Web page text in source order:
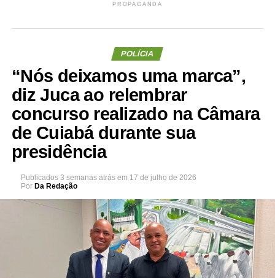
PROPAGANDA
POLÍCIA
“Nós deixamos uma marca”,
diz Juca ao relembrar
concurso realizado na Câmara
de Cuiabá durante sua
presidência
Publicados 3 semanas atrás em 17 de julho de 2026
Por Da Redação